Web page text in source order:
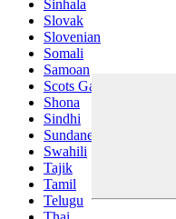
Sinhala
Slovak
Slovenian
Somali
Samoan
Scots Gaelic
Shona
Sindhi
Sundanese
Swahili
Tajik
Tamil
Telugu